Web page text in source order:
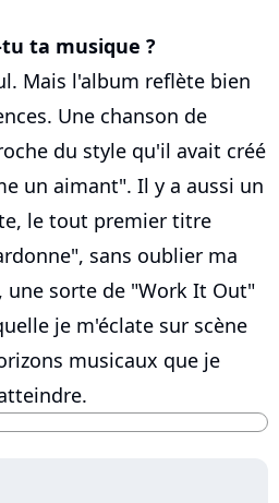
ta musique ?
Mais l'album reflète bien
Une chanson de
du style qu'il avait créé
un aimant". Il y a aussi un
le tout premier titre
sans oublier ma
une sorte de "Work It Out"
je m'éclate sur scène
musicaux que je